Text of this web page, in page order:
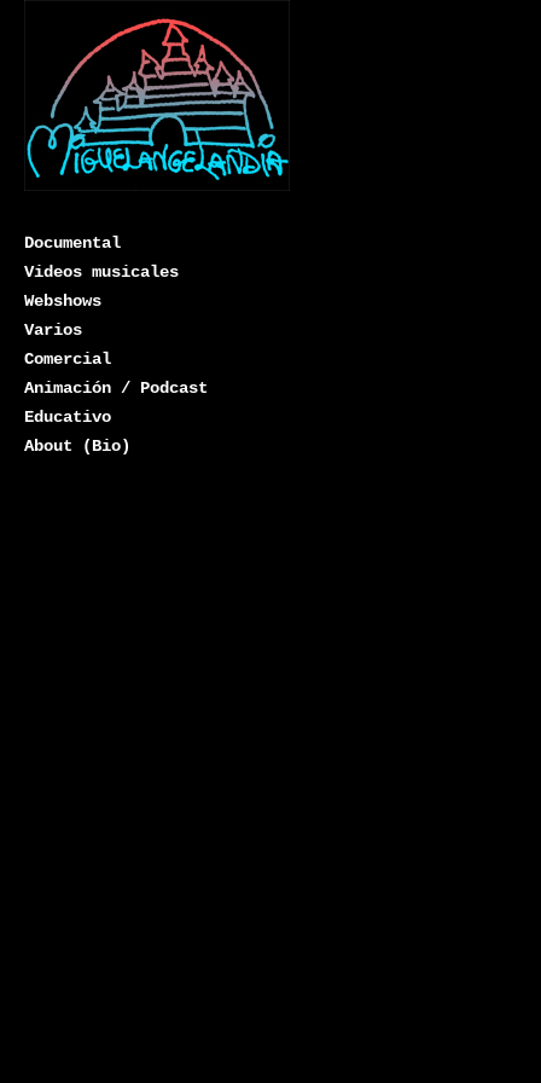
Miguelangelandia
Documental
Videos musicales
Webshows
Varios
Comercial
Animación / Podcast
Educativo
About (Bio)